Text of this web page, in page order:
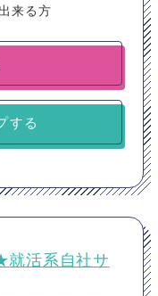
来る方
する
就活系自社サ